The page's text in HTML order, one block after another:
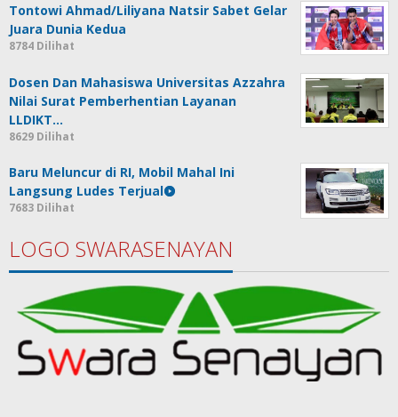
Tontowi Ahmad/Liliyana Natsir Sabet Gelar
Juara Dunia Kedua
8784 Dilihat
Dosen Dan Mahasiswa Universitas Azzahra
Nilai Surat Pemberhentian Layanan
LLDIKT…
8629 Dilihat
Baru Meluncur di RI, Mobil Mahal Ini
Langsung Ludes Terjual
7683 Dilihat
LOGO SWARASENAYAN